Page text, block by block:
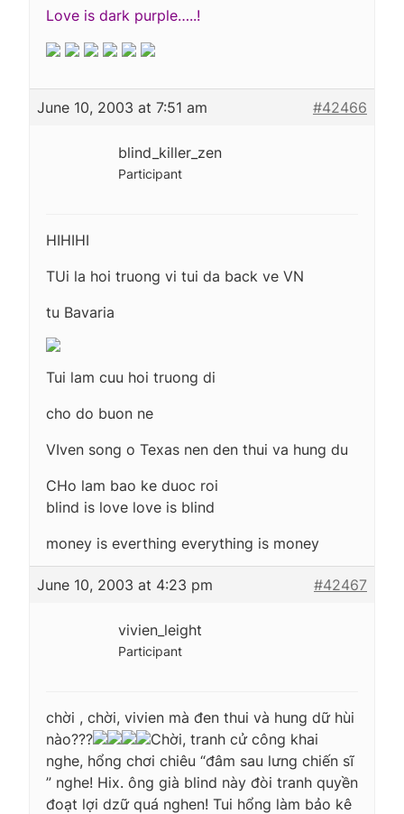
Love is dark purple…..!
June 10, 2003 at 7:51 am #42466
blind_killer_zen
Participant
HIHIHI
TUi la hoi truong vi tui da back ve VN
tu Bavaria
Tui lam cuu hoi truong di
cho do buon ne
VIven song o Texas nen den thui va hung du
CHo lam bao ke duoc roi
blind is love love is blind
money is everthing everything is money
June 10, 2003 at 4:23 pm #42467
vivien_leight
Participant
chời , chời, vivien mà đen thui và hung dữ hùi
nào???
Chời, tranh cử công khai
nghe, hổng chơi chiêu “đâm sau lưng chiến sĩ
” nghe! Hix. ông già blind này đòi tranh quyền
đoạt lợi dzữ quá nghen! Tui hổng làm bảo kê